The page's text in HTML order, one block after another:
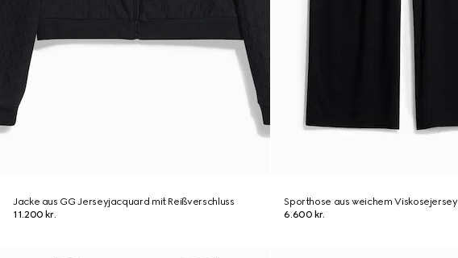
Jacke aus GG Jerseyjacquard mit Reißverschluss
11.200 kr.
Sporthose aus weichem Viskosejersey
6.600 kr.